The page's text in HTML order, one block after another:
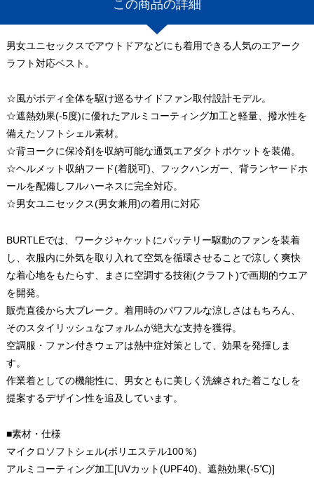
この商品の詳細
男女ユニセックスでアウトドアなどにも着用できる人気のエアーク
ラフト対応ベスト。
☆風がボディ全体を駆け巡るサイドファン取付設計モデル。
☆遮熱効果(-5度)に優れたアルミコーティング加工と軽量、撥水性を
備えたソフトシェル素材。
☆背ヨークに保冷剤を収納可能な通気エアダクトポケットを装備。
☆ヘルメット収納フード(着脱可)、フックハンガー、背ランヤードホ
ールを配備しフルハーネスに完全対応。
☆男女ユニセックス(男女兼用)の着用に対応
BURTLEでは、ワークジャケットにバッテリー駆動のファンを装着
し、衣服内に外気を取り入れて空気を循環させることで涼しく爽快
な着心地をもたらす、まさに空調する技術(クラフト)で画期的ウエア
を開発。
販売直後から大ブレーク。着用時のパワフルな涼しさはもちろん、
そのスタイリッシュなフォルムが絶大な支持を獲得。
空調服・ファン付きウェアは熱中症対策として、効果を発揮しま
す。
作業着としての機能性に、男女ともに美しく洗練された着こなしを
提案するデザイン性を追及しています。
■素材・仕様
マイクロソフトシェル(ポリエステル100％)
アルミコーティング加工[UVカット(UPF40)、遮熱効果(-5℃)]